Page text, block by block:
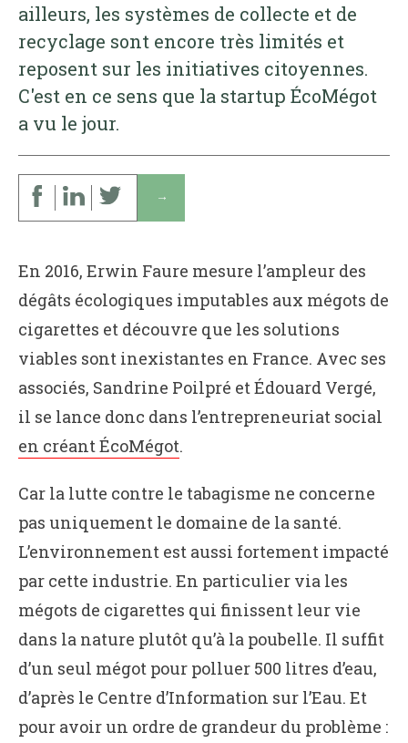
ailleurs, les systèmes de collecte et de
recyclage sont encore très limités et
reposent sur les initiatives citoyennes.
C'est en ce sens que la startup ÉcoMégot
a vu le jour.
↓
En 2016, Erwin Faure mesure l’ampleur des
dégâts écologiques imputables aux mégots de
cigarettes et découvre que les solutions
viables sont inexistantes en France. Avec ses
associés, Sandrine Poilpré et Édouard Vergé,
il se lance donc dans l’entrepreneuriat social
en créant ÉcoMégot.
Car la lutte contre le tabagisme ne concerne
pas uniquement le domaine de la santé.
L’environnement est aussi fortement impacté
par cette industrie. En particulier via les
mégots de cigarettes qui finissent leur vie
dans la nature plutôt qu’à la poubelle. Il suffit
d’un seul mégot pour polluer 500 litres d’eau,
d’après le Centre d’Information sur l’Eau. Et
pour avoir un ordre de grandeur du problème :